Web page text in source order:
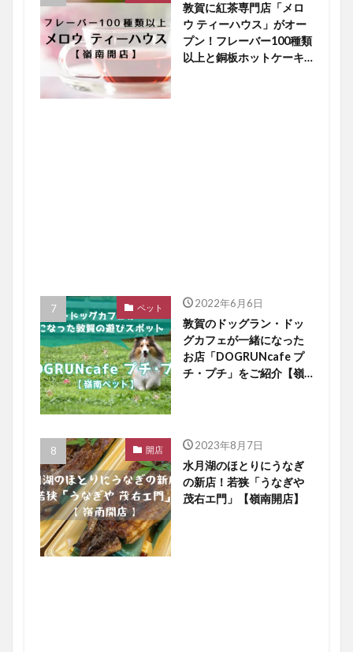
敦賀に紅茶専門店「メロ
ウ ティーハウス」がオー
プン！フレーバー100種類
以上と銅板ホットケーキ
ペット 2022年6月6日
敦賀のドッグラン・ドッ
グカフェが一緒になった
お店「DOGRUNcafe プ
チ・プチ」をご紹介【嶺
開店 2023年8月7日
水月湖のほとりにうなぎ
の新店！若狭「うなぎや
茂右エ門」【嶺南開店】